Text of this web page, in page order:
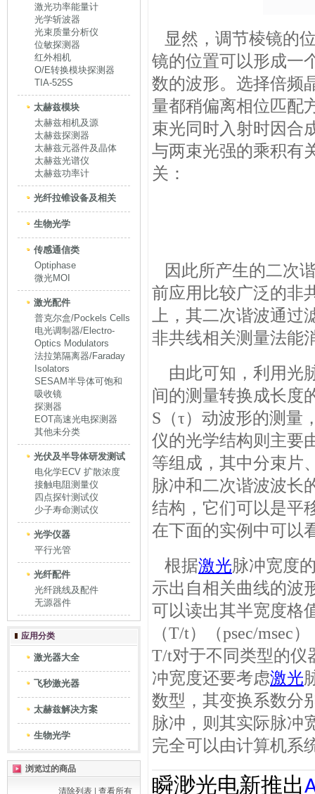
激光功率能量计
光学斩波器
光束质量分析仪
位敏探测器
红外相机
O/E转换模块探测器
TIA-525S
太赫兹模块
太赫兹相机及源
太赫兹探测器
太赫兹元器件及晶体
太赫兹光谱仪
太赫兹功率计
光纤拉锥设备及相关
生物光学
传感通信类
Optiphase
微光MOI
激光配件
普克尔盒/Pockels Cells
电光调制器/Electro-
Optics Modulators
法拉第隔离器/Faraday
Isolators
SESAM半导体可饱和
吸收镜
探测器
EOT高速光电探测器
其他未分类
光伏及半导体研发测试
电化学ECV 扩散浓度
接触电阻测量仪
四点探针测试仪
少子寿命测试仪
光学仪器
平行光管
光纤配件
光纤跳线及配件
无源器件
应用分类
激光器大全
飞秒激光器
太赫兹解决方案
生物光学
浏览过的商品
清除列表 查看所有
显然，调节棱镜的
镜的位置可以形成一
数的波形。选择倍频
量都稍偏离相位匹配
束光同时入射时因合
与两束光强的乘积有
关：
因此所产生的二次
前应用比较广泛的非
上，其二次谐波通
非共线相关测量法能
由此可知，利用光
间的测量转换成长度
S（τ）动波形的测量
仪的光学结构则主要
等组成，其中分束片
脉冲和二次谐波波长
结构，它们可以是平
在下面的实例中可以
根据激光脉冲宽度
示出自相关曲线的波
可以读出其半宽度格
（T/t）（psec/msec
T/t对于不同类型的仪
冲宽度还要考虑激光
数型，其变换系数分
脉冲，则其实际脉冲
完全可以由计算机系
瞬渺光电新推出